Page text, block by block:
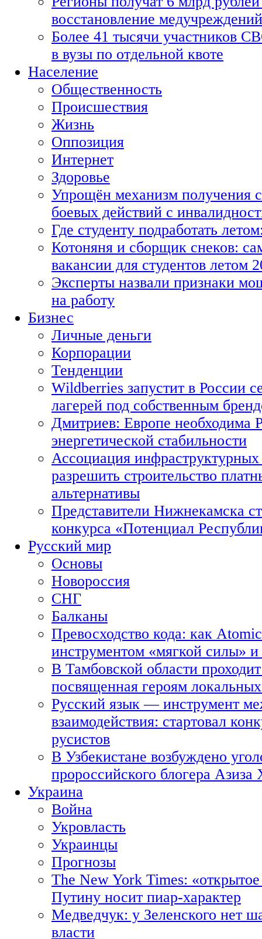
восстановление медучреждений
Более 41 тысячи участников
в вузы по отдельной квоте
Население
Общественность
Происшествия
Жизнь
Оппозиция
Интернет
Здоровье
Упрощён механизм получения
боевых действий с
Где студенту подработать
Котоняня и сборщик снеков:
вакансии для студентов летом
Эксперты назвали признаки
на работу
Бизнес
Личные деньги
Корпорации
Тенденции
Wildberries запустит в России
лагерей под собственным
Дмитриев: Европе необходима
энергетической стабильности
Ассоциация
разрешить строительство
альтернативы
Представители Нижнекамска
конкурса «Потенциал
Русский мир
Основы
Новороссия
СНГ
Балканы
Превосходство кода: как
инструментом «мягкой силы» и
В Тамбовской области
посвященная героям
Русский язык — инструмент
взаимодействия: стартовал
русистов
В Узбекистане возбуждено
пророссийского блогера Азиза
Украина
Война
Укровласть
Украинцы
Прогнозы
The New York Times:
Путину носит пиар-характер
Медведчук: у Зеленского нет
власти